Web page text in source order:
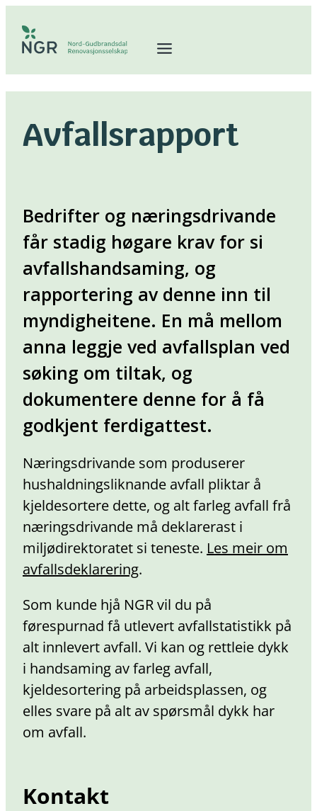
innhold
Avfallsrapport
Bedrifter og næringsdrivande
får stadig høgare krav for si
avfallshandsaming, og
rapportering av denne inn til
myndigheitene. En må mellom
anna leggje ved avfallsplan ved
søking om tiltak, og
dokumentere denne for å få
godkjent ferdigattest.
Næringsdrivande som produserer
hushaldningsliknande avfall pliktar å
kjeldesortere dette, og alt farleg avfall frå
næringsdrivande må deklarerast i
miljødirektoratet si teneste. Les meir om
avfallsdeklarering.
Som kunde hjå NGR vil du på
førespurnad få utlevert avfallstatistikk på
alt innlevert avfall. Vi kan og rettleie dykk
i handsaming av farleg avfall,
kjeldesortering på arbeidsplassen, og
elles svare på alt av spørsmål dykk har
om avfall.
Kontakt